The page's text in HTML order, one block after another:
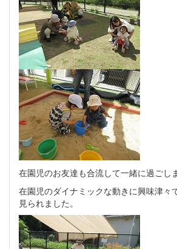
在園児のお友達も合流して一緒に過ごし
在園児のダイナミックな動きに興味津々
見られました。